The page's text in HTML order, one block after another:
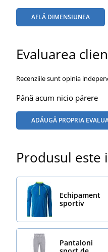
AFLĂ DIMENSIUNEA
Evaluarea
Recenziile sunt opinia
Până acum nicio părere
ADĂUGĂ PROPRIA
Produsul este
Echipament
sportiv
Pantaloni